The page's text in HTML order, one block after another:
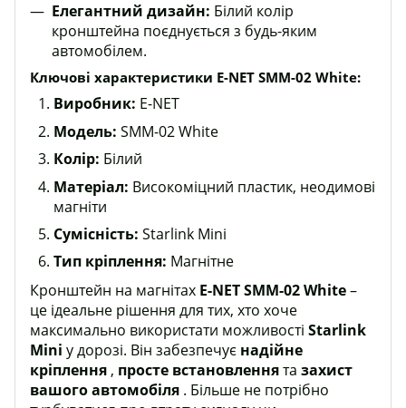
Елегантний дизайн: Білий колір
кронштейна поєднується з будь-яким
автомобілем.
Ключові характеристики E-NET SMM-02 White:
Виробник: E-NET
Модель: SMM-02 White
Колір: Білий
Матеріал: Високоміцний пластик, неодимові
магніти
Сумісність: Starlink Mini
Тип кріплення: Магнітне
Кронштейн на магнітах E-NET SMM-02 White–
це ідеальне рішення для тих, хто хоче
максимально використати можливості Starlink
Mini у дорозі. Він забезпечує надійне
кріплення , просте встановленнята захист
вашого автомобіля . Більше не потрібно